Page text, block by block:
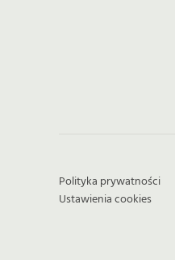
Polityka prywatności
Ustawienia cookies